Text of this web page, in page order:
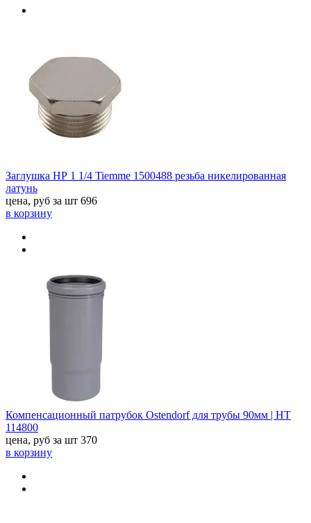
Заглушка НР 1 1/4 Tiemme 1500488 резьба никелированная
латунь
цена, руб за шт 696
в корзину
Компенсационный патрубок Ostendorf для трубы 90мм | HT
114800
цена, руб за шт 370
в корзину